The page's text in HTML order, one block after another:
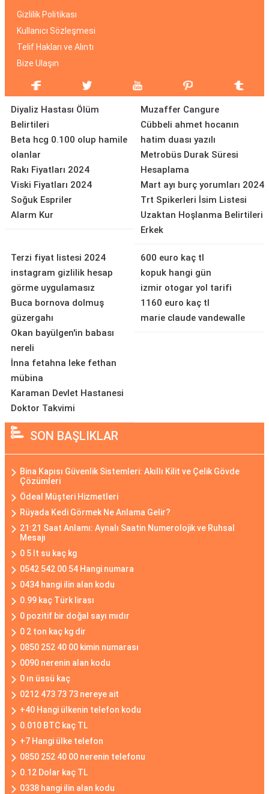
Gizlilik Politikası
Kullanıcı Sözleşmesi
Telif Hakları ve Alıntı
Bize Ulaşın
Diyaliz Hastası Ölüm
Belirtileri
Beta hcg 0.100 olup hamile
olanlar
Rakı Fiyatları 2024
Viski Fiyatları 2024
Soğuk Espriler
Alarm Kur
Muzaffer Cangure
Cübbeli ahmet hocanın
hatim duası yazılı
Metrobüs Durak Süresi
Hesaplama
Mart ayı burç yorumları 2024
Trt Spikerleri İsim Listesi
Uzaktan Hoşlanma Belirtileri
Erkek
Terzi fiyat listesi 2024
instagram gizlilik hesap
görme uygulamasız
Buca bornova dolmuş
güzergahı
Okan bayülgen'in babası
nereli
İnna fetahna leke fethan
mübina
Karaman Devlet Hastanesi
Doktor Takvimi
600 euro kaç tl
kopuk hangi gün
izmir otogar yol tarifi
1160 euro kaç tl
marie claude vandewalle
SON BAŞLIKLAR
Bina Kapısı Güvenlik Sistemleri: Akıllı Kilit ve Çelik Gövde
Çözümleri
Ödeal Müşteri Hizmetleri
Rüyada Kedi Görmek Ne Anlama Gelir?
21:21 Saat Anlamı: Aynalı Saatin Numerolojik ve Ruhsal
Mesajı
0 5 lt su kaç kg
0542 542 00 54 Hangi numara
0434 hangi ilin alan kodu
0.99 kaç Türk lirası
0 pozitif bir doğal sayı mıdır
0 2 ton kaç kg dir
0850 252 40 00 kimin numarası
0090 nerenin alan kodu
0 ın üssü kaç
0212 473 73 73 nereye ait
+40 Hangi ülkenin telefon kodu
0.010 BTC kaç TL
+7 Hangi ülke telefon
0850 252 40 00 nerenin telefonu
0.12 Dolar kaç TL
0338 hangi ilin alan kodu